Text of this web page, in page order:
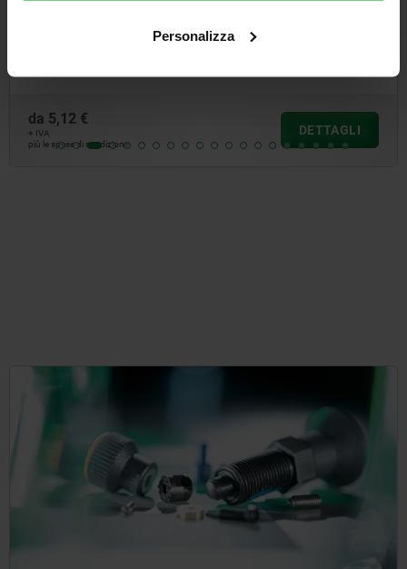
Personalizza
da 5,12 €
+ IVA
più le spese di spedizione
DETTAGLI